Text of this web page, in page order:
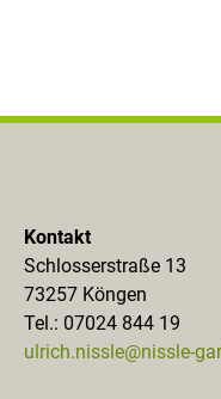
Kontakt
Schlosserstraße 13
73257 Köngen
Tel.: 07024 844 19
ulrich.nissle@nissle-